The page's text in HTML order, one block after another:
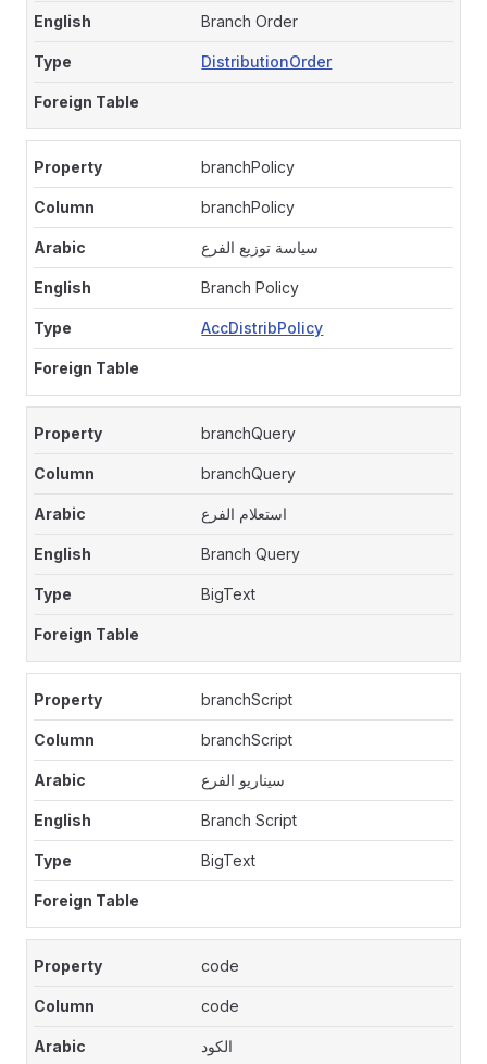
Branch Order
DistributionOrder
branchPolicy
branchPolicy
سياسة توزيع الفرع
Branch Policy
AccDistribPolicy
branchQuery
branchQuery
استعلام الفرع
Branch Query
BigText
branchScript
branchScript
سيناريو الفرع
Branch Script
BigText
code
code
الكود